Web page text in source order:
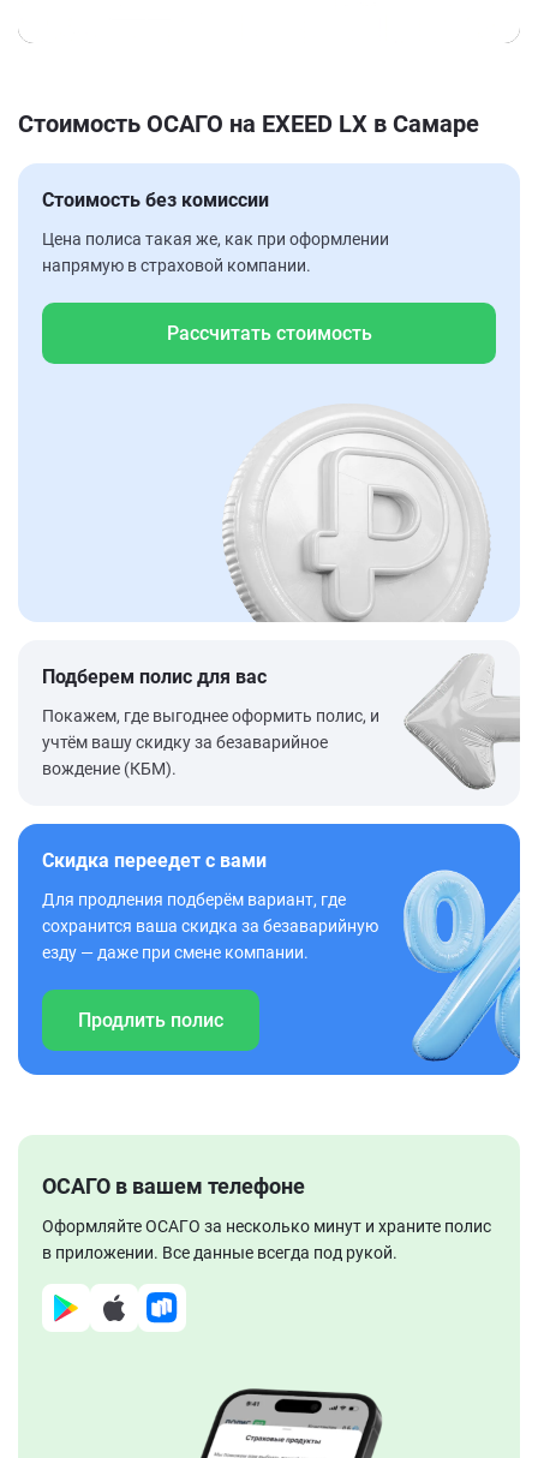
Стоимость ОСАГО на EXEED LX в Самаре
Стоимость без комиссии
Цена полиса такая же, как при оформлении
напрямую в страховой компании.
Рассчитать стоимость
Подберем полис для вас
Покажем, где выгоднее оформить полис, и
учтём вашу скидку за безаварийное
вождение (КБМ).
Скидка переедет с вами
Для продления подберём вариант, где
сохранится ваша скидка за безаварийную
езду — даже при смене компании.
Продлить полис
ОСАГО в вашем телефоне
Оформляйте ОСАГО за несколько минут и храните полис
в приложении. Все данные всегда под рукой.